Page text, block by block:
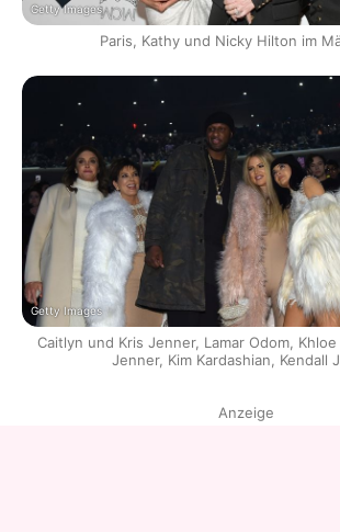
Getty Images
Paris, Kathy und Nicky Hilton im
Getty Images
Caitlyn und Kris Jenner, Lamar Odom, Khloe
Jenner, Kim Kardashian, Kendall
Anzeige